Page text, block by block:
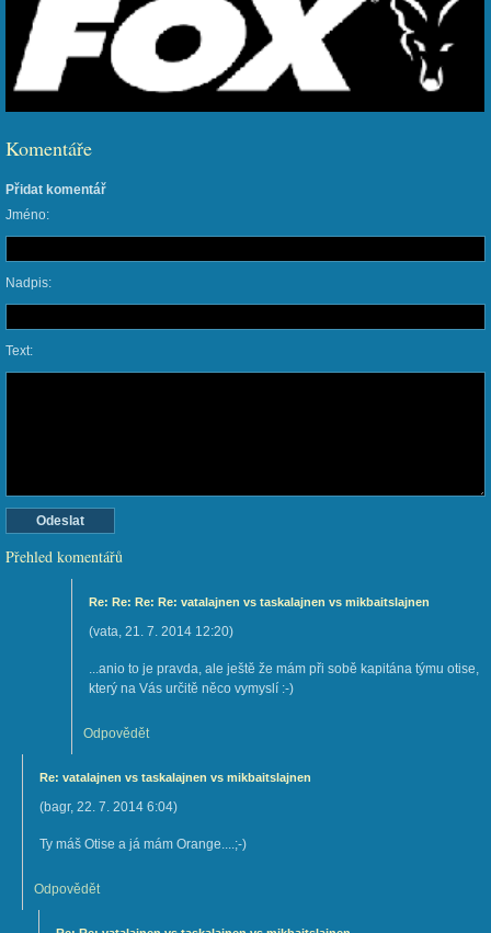
Komentáře
Přidat komentář
Jméno:
Nadpis:
Text:
Přehled komentářů
Re: Re: Re: Re: vatalajnen vs taskalajnen vs mikbaitslajnen
(vata, 21. 7. 2014 12:20)
...anio to je pravda, ale ještě že mám při sobě kapitána týmu otise,
který na Vás určitě něco vymyslí :-)
Odpovědět
Re: vatalajnen vs taskalajnen vs mikbaitslajnen
(bagr, 22. 7. 2014 6:04)
Ty máš Otise a já mám Orange....;-)
Odpovědět